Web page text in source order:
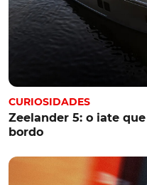
CURIOSIDADES
Zeelander 5: o iate
bordo